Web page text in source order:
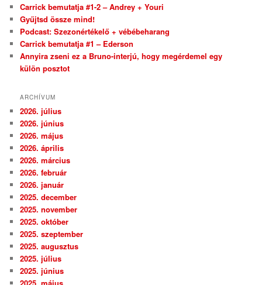
Carrick bemutatja #1-2 – Andrey + Youri
Gyűjtsd össze mind!
Podcast: Szezonértékelő + vébébeharang
Carrick bemutatja #1 – Ederson
Annyira zseni ez a Bruno-interjú, hogy megérdemel egy
külön posztot
ARCHÍVUM
2026. július
2026. június
2026. május
2026. április
2026. március
2026. február
2026. január
2025. december
2025. november
2025. október
2025. szeptember
2025. augusztus
2025. július
2025. június